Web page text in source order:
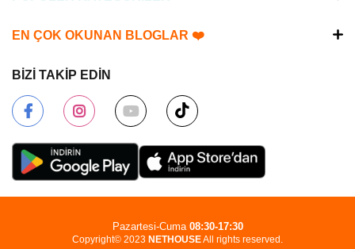
EN ÇOK OKUNAN BLOGLAR ❤️
BİZİ TAKİP EDİN
Copyright© 2023 NETHOUSEAll rights reserved.
Pazartesi-Cuma 08:30-17:30